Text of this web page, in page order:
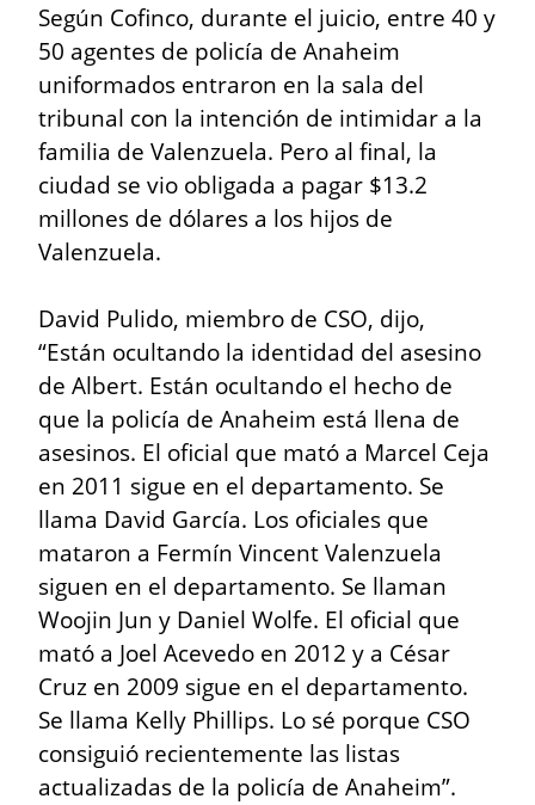
Según Cofinco, durante el juicio, entre 40 y
50 agentes de policía de Anaheim
uniformados entraron en la sala del
tribunal con la intención de intimidar a la
familia de Valenzuela. Pero al final, la
ciudad se vio obligada a pagar $13.2
millones de dólares a los hijos de
Valenzuela.
David Pulido, miembro de CSO, dijo,
“Están ocultando la identidad del asesino
de Albert. Están ocultando el hecho de
que la policía de Anaheim está llena de
asesinos. El oficial que mató a Marcel Ceja
en 2011 sigue en el departamento. Se
llama David García. Los oficiales que
mataron a Fermín Vincent Valenzuela
siguen en el departamento. Se llaman
Woojin Jun y Daniel Wolfe. El oficial que
mató a Joel Acevedo en 2012 y a César
Cruz en 2009 sigue en el departamento.
Se llama Kelly Phillips. Lo sé porque CSO
consiguió recientemente las listas
actualizadas de la policía de Anaheim”.